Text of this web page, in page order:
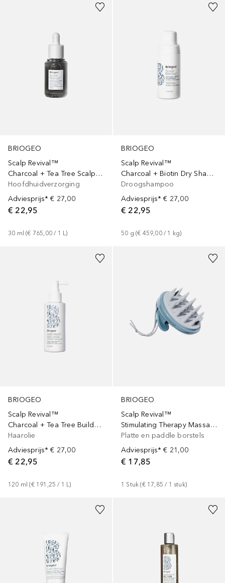
BRIOGEO
Scalp Revival™
Charcoal + Tea Tree Scalp Treatment
Hoofdhuidverzorging
Adviesprijs* € 27,00
€ 22,95
30 ml (€ 765,00 / 1 L)
BRIOGEO
Scalp Revival™
Charcoal + Biotin Dry Shampoo
Droogshampoo
Adviesprijs* € 27,00
€ 22,95
50 g (€ 459,00 / 1 kg)
BRIOGEO
Scalp Revival™
Charcoal + Tea Tree Buildup Detox Spray
Haarolie
Adviesprijs* € 27,00
€ 22,95
120 ml (€ 191,25 / 1 L)
BRIOGEO
Scalp Revival™
Stimulating Therapy Massager
Platte en paddle borstels
Adviesprijs* € 21,00
€ 17,85
1 Stuk (€ 17,85 / 1 stuk)